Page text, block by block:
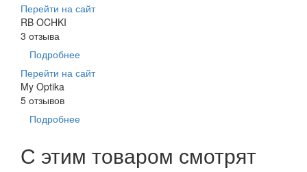
Перейти на сайт
RB OCHKI
3 отзыва
Подробнее
Перейти на сайт
My Optika
5 отзывов
Подробнее
С этим товаром смотрят